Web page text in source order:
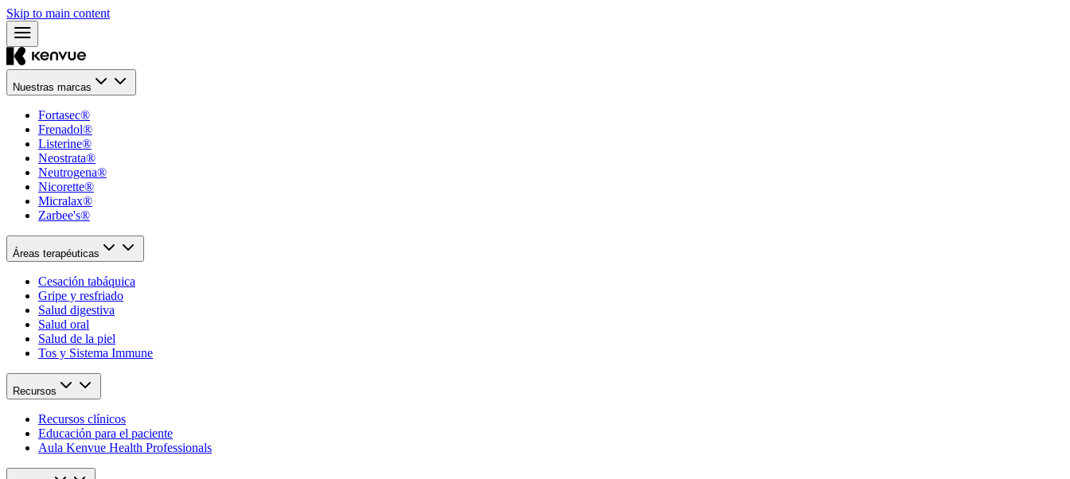
Skip to main content
Nuestras marcas
Fortasec®
Frenadol®
Listerine®
Neostrata®
Neutrogena®
Nicorette®
Micralax®
Zarbee's®
Áreas terapéuticas
Cesación tabáquica
Gripe y resfriado
Salud digestiva
Salud oral
Salud de la piel
Tos y Sistema Immune
Recursos
Recursos clínicos
Educación para el paciente
Aula Kenvue Health Professionals